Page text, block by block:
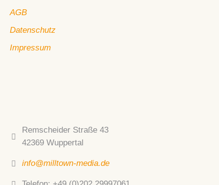
AGB
Datenschutz
Impressum
Remscheider Straße 43
42369 Wuppertal
info@milltown-media.de